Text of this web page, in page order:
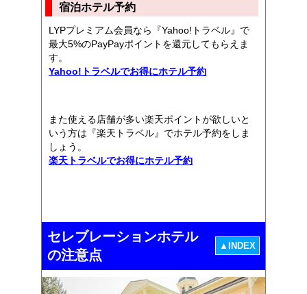
宿泊ホテル予約
LYPプレミアム会員なら『Yahoo!トラベル』で
最大5%のPayPayポイントを還元してもらえま
す。
Yahoo!トラベルでお得にホテル予約
また使える店舗が多い楽天ポイントが欲しいと
いう方は『楽天トラベル』でホテル予約をしま
しょう。
楽天トラベルでお得にホテル予約
セレブレーションホテル
の注意点
▲INDEX